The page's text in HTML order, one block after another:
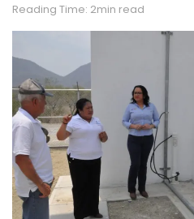
Reading Time: 2min read